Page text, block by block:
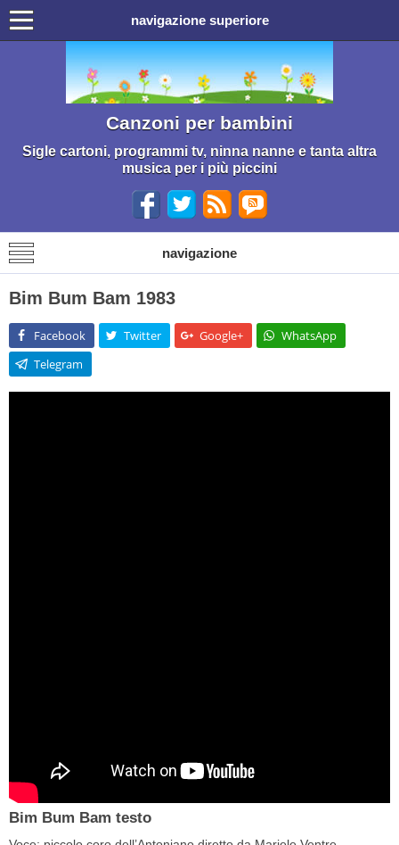
navigazione superiore
Canzoni per bambini
Sigle cartoni, programmi tv, ninna nanne e tanta altra
musica per i più piccini
navigazione
Bim Bum Bam 1983
Facebook Twitter Google+
WhatsApp
Telegram
Bim Bum Bam testo